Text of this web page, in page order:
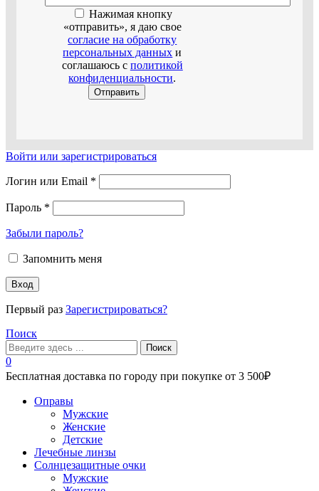
Нажимая кнопку
«отправить», я даю свое
согласие на обработку
персональных данных и
соглашаюсь с политикой
конфиденциальности.
Войти или зарегистрироваться
Логин или Email *
Пароль *
Забыли пароль?
Запомнить меня
Вход
Первый раз Зарегистрироваться?
Поиск
Поиск
0
Бесплатная доставка по городу при покупке от 3 500₽
Оправы
Мужские
Женские
Детские
Лечебные линзы
Солнцезащитные очки
Мужские